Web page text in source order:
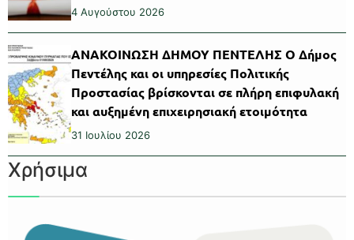
4 Αυγούστου 2026
ΑΝΑΚΟΙΝΩΣΗ ΔΗΜΟΥ ΠΕΝΤΕΛΗΣ Ο Δήμος
Πεντέλης και οι υπηρεσίες Πολιτικής
Προστασίας βρίσκονται σε πλήρη επιφυλακή
και αυξημένη επιχειρησιακή ετοιμότητα
31 Ιουλίου 2026
Χρήσιμα